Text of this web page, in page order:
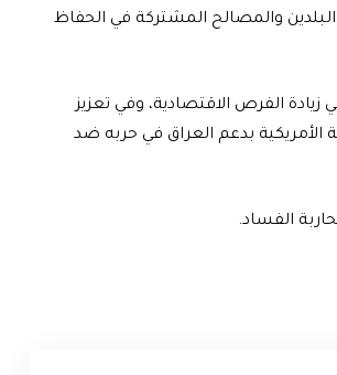
البلدين والمصالح المشتركة في الحفاظ
الفرص الاقتصادية، وفي تعزيز
الأمريكية بدعم العراق في حربه ضد
الفساد.